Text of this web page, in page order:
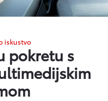
iskustvo
pokretu s